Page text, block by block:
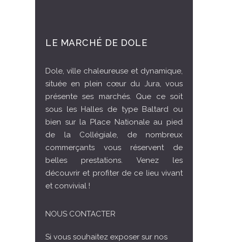
LE MARCHÉ DE DOLE
Dole, ville chaleureuse et dynamique,
située en plein cœur du Jura, vous
présente ses marchés. Que ce soit
sous les Halles de type Baltard ou
bien sur la Place Nationale au pied
de la Collégiale, de nombreux
commerçants vous réservent de
belles prestations. Venez les
découvrir et profiter de ce lieu vivant
et convivial !
NOUS CONTACTER
Si vous souhaitez exposer sur nos